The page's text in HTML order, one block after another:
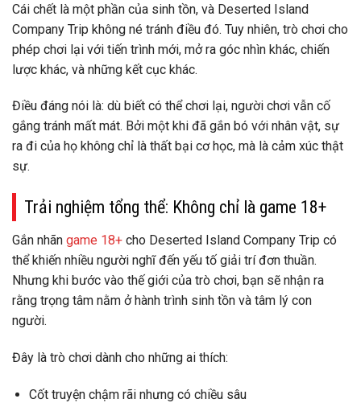
Cái chết là một phần của sinh tồn, và Deserted Island
Company Trip không né tránh điều đó. Tuy nhiên, trò chơi cho
phép chơi lại với tiến trình mới, mở ra góc nhìn khác, chiến
lược khác, và những kết cục khác.
Điều đáng nói là: dù biết có thể chơi lại, người chơi vẫn cố
gắng tránh mất mát. Bởi một khi đã gắn bó với nhân vật, sự
ra đi của họ không chỉ là thất bại cơ học, mà là cảm xúc thật
sự.
Trải nghiệm tổng thể: Không chỉ là game 18+
Gắn nhãn game 18+ cho Deserted Island Company Trip có
thể khiến nhiều người nghĩ đến yếu tố giải trí đơn thuần.
Nhưng khi bước vào thế giới của trò chơi, bạn sẽ nhận ra
rằng trọng tâm nằm ở hành trình sinh tồn và tâm lý con
người.
Đây là trò chơi dành cho những ai thích:
Cốt truyện chậm rãi nhưng có chiều sâu